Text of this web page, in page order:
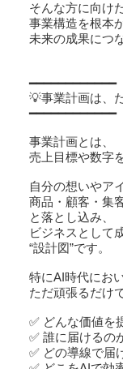
そんな方に向けた
事業構造を根本
未来の成果につ
━━━━━━━━━━━━
💡事業計画は、
━━━━━━━━━━━━
事業計画とは、
売上目標や数字
自分の想いやア
商品・顧客・集
と落とし込み、
ビジネスとして
“設計図”です。
特にAI時代にお
ただ頑張るだけ
✅ どんな価値を
✅ 誰に届けるの
✅ どの導線で届